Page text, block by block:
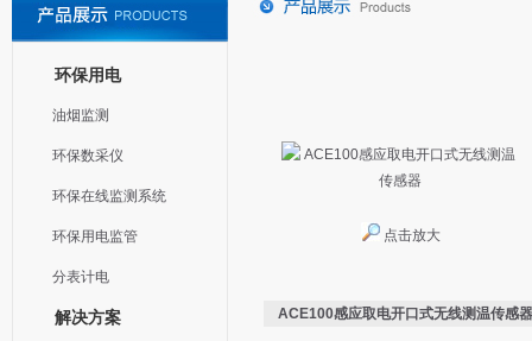
环保用电
油烟监测
环保数采仪
环保在线监测系统
环保用电监管
分表计电
解决方案
点击放大
ACE100感应取电开口式无线测温传感器